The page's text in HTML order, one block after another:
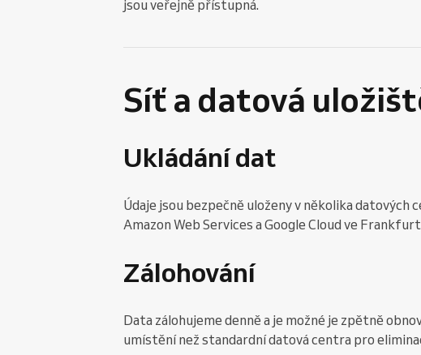
jsou veřejně přístupná.
Síť a datová
Ukládání dat
Údaje jsou bezpečně uloženy v několika
Amazon Web Services a Google Cloud ve
Zálohování
Data zálohujeme denně a je možné je zpětně
umístění než standardní datová centra pro